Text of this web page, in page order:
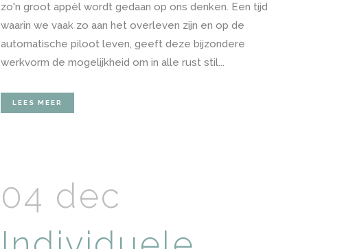
zo'n groot appèl wordt gedaan op ons denken. Een tijd
waarin we vaak zo aan het overleven zijn en op de
automatische piloot leven, geeft deze bijzondere
werkvorm de mogelijkheid om in alle rust stil...
LEES MEER
04 dec